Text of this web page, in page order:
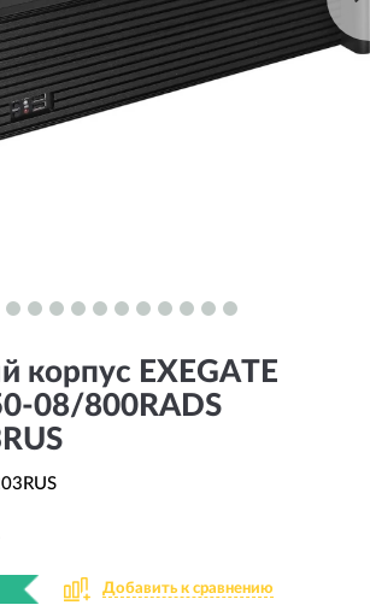
корпус EXEGATE
08/800RADS
Добавить к сравнению